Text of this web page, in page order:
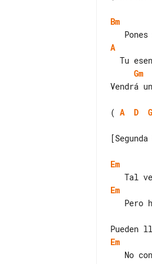
Bm
A
Gm
Vendrá
( A D G
Em
Em
Em